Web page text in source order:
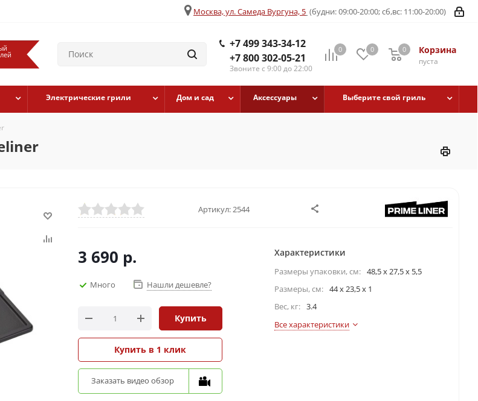
Москва, ул. Самеда Вургуна, 5 (будни: 09:00-20:00; сб,вс: 11:00-20:00)
+7 499 343-34-12
+7 800 302-05-21
Звоните с 9:00 до 22:00
0 0 Корзина
пуста
0
Электрические грили Дом и сад Аксессуары Выберите свой гриль
Артикул:2544
3 690 р.
Много Нашли дешевле?
Купить
Купить в 1 клик
Заказать видео обзор
Характеристики
Размеры упаковки, cм: 48,5 х 27,5 х 5,5
Размеры, см: 44 x 23,5 x 1
Вес, кг: 3.4
Все характеристики